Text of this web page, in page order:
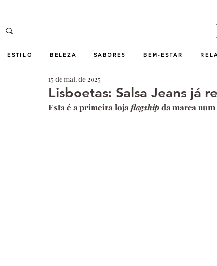
ESTILO BELEZA SABORES BEM-ESTAR
Lisboetas: Salsa Jeans já
15 de mai. de 2025
Esta é a primeira loja flagship da marca